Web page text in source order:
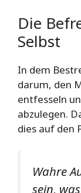
Die
Selbst
In dem
darum, den
entfesseln
abzulegen.
dies auf den
Wahre
sein,